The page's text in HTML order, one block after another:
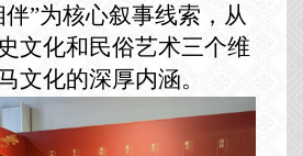
伴”为核心叙事线索，从
文化和民俗艺术三个维
文化的深厚内涵。